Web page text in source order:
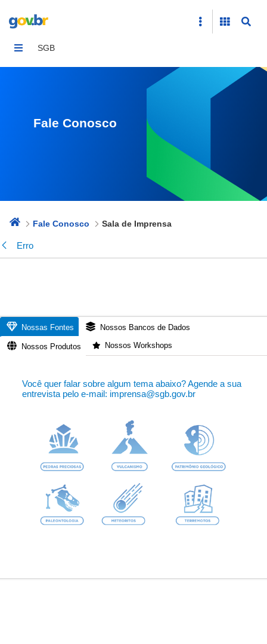
SGB
Fale Conosco
Fale Conosco Sala de Imprensa
Voltar
Erro
Nossas Fontes Nossos Bancos de Dados
Nossos Produtos Nossos Workshops
Você quer falar sobre algum tema abaixo? Agende a sua
entrevista pelo e-mail: imprensa@sgb.gov.br